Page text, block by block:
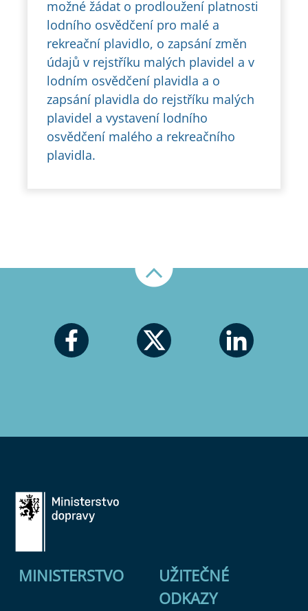
možné žádat o prodloužení platnosti
lodního osvědčení pro malé a
rekreační plavidlo, o zapsání změn
údajů v rejstříku malých plavidel a v
lodním osvědčení plavidla a o
zapsání plavidla do rejstříku malých
plavidel a vystavení lodního
osvědčení malého a rekreačního
plavidla.
MINISTERSTVO
UŽITEČNÉ
ODKAZY